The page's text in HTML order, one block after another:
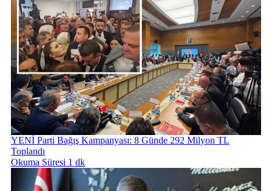
YENİ Parti Bağış Kampanyası: 8 Günde 292 Milyon TL
Toplandı
Okuma Süresi 1 dk